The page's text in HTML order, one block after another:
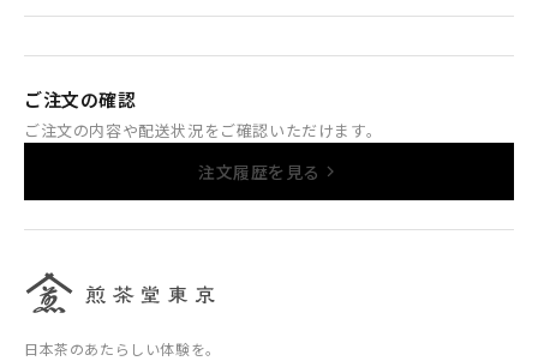
ご注文の確認
ご注文の内容や配送状況をご確認いただけます。
注文履歴を見る
日本茶のあたらしい体験を。